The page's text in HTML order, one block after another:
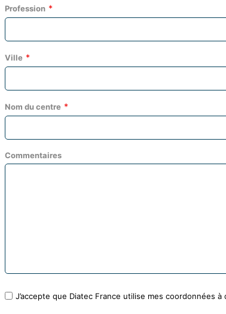
Profession
Ville
Nom du centre
Commentaires
J’accepte que Diatec France utilise mes coordonnées